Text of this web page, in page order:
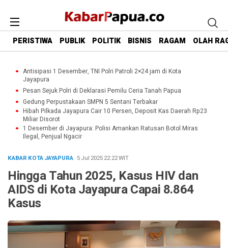
PERISTIWA PUBLIK POLITIK BISNIS RAGAM OLAH
Antisipasi 1 Desember, TNI Polri Patroli 2×24 jam di Kota
Jayapura
Pesan Sejuk Polri di Deklarasi Pemilu Ceria Tanah Papua
Gedung Perpustakaan SMPN 5 Sentani Terbakar
Hibah Pilkada Jayapura Cair 10 Persen, Deposit Kas Daerah Rp23
Miliar Disorot
1 Desember di Jayapura: Polisi Amankan Ratusan Botol Miras
Ilegal, Penjual Ngacir
KABAR KOTA JAYAPURA· 5 Jul 202522:22WIT
Hingga Tahun 2025, Kasus HIV dan
AIDS di Kota Jayapura Capai 8.864
Kasus